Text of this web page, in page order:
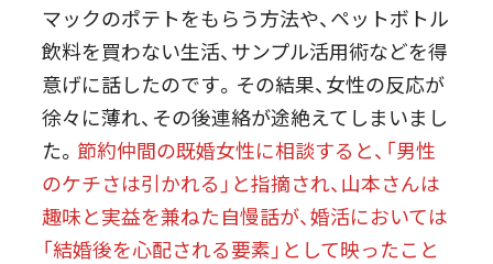
マックのポテトをもらう方法や、ペットボトル
飲料を買わない生活、サンプル活用術などを得
意げに話したのです。その結果、女性の反応が
徐々に薄れ、その後連絡が途絶えてしまいまし
た。 節約仲間の既婚女性に相談すると、「男性
のケチさは引かれる」と指摘され、山本さんは
趣味と実益を兼ねた自慢話が、婚活においては
「結婚後を心配される要素」として映ったこと